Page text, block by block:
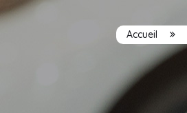
Accueil